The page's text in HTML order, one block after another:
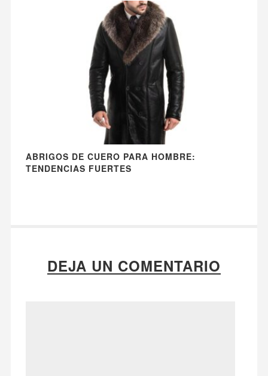
ABRIGOS DE CUERO PARA HOMBRE:
TENDENCIAS FUERTES
DEJA UN COMENTARIO